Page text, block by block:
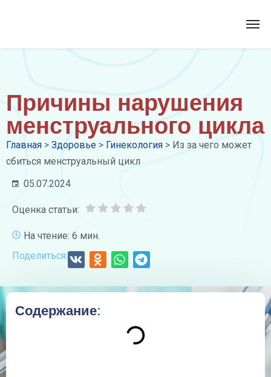
Причины нарушения
менструального цикла
Главная > Здоровье > Гинекология > Из за чего может
сбиться менструальный цикл
05.07.2024
Оценка статьи:
На чтение: 6 мин.
Поделиться:
Содержание: